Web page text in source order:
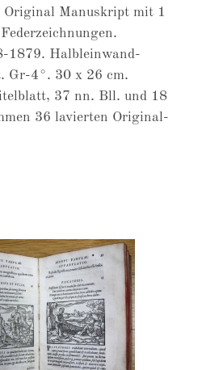
Original Manuskript mit 1
1879. Halbleinwand-
Gr-4°. 30 x 26 cm.
37 nn. Bll. und 18
36 lavierten Original-